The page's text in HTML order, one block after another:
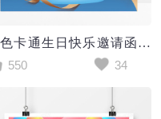
蓝色卡通生日快乐邀请函生日节日海报贺卡生日邀请函
550
34